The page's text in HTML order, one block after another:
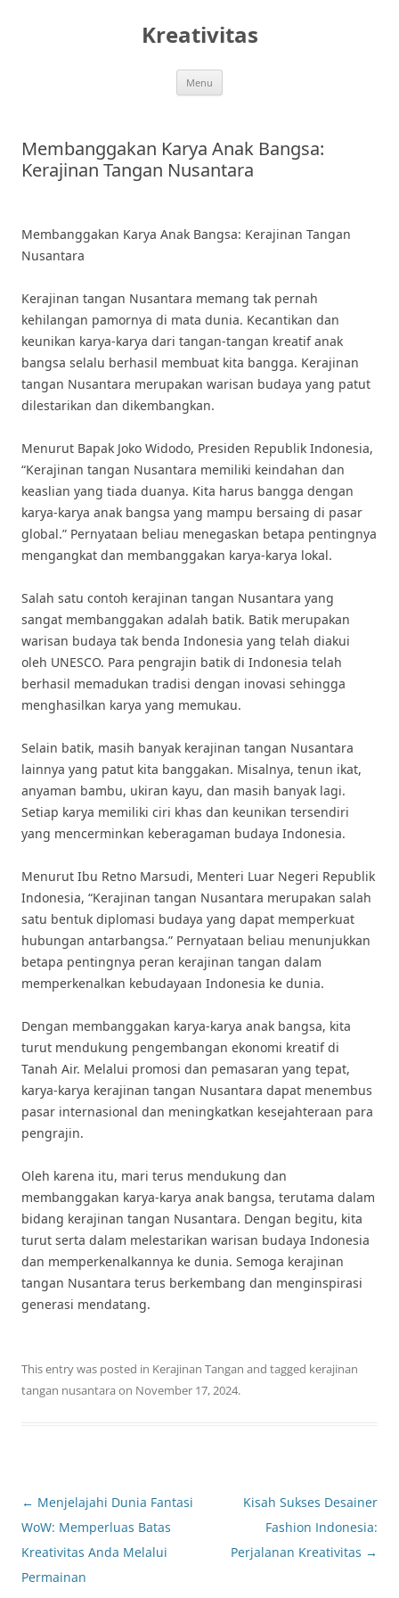
Kreativitas
Menu
Membanggakan Karya Anak Bangsa:
Kerajinan Tangan Nusantara
Membanggakan Karya Anak Bangsa: Kerajinan Tangan
Nusantara
Kerajinan tangan Nusantara memang tak pernah
kehilangan pamornya di mata dunia. Kecantikan dan
keunikan karya-karya dari tangan-tangan kreatif anak
bangsa selalu berhasil membuat kita bangga. Kerajinan
tangan Nusantara merupakan warisan budaya yang patut
dilestarikan dan dikembangkan.
Menurut Bapak Joko Widodo, Presiden Republik Indonesia,
“Kerajinan tangan Nusantara memiliki keindahan dan
keaslian yang tiada duanya. Kita harus bangga dengan
karya-karya anak bangsa yang mampu bersaing di pasar
global.” Pernyataan beliau menegaskan betapa pentingnya
mengangkat dan membanggakan karya-karya lokal.
Salah satu contoh kerajinan tangan Nusantara yang
sangat membanggakan adalah batik. Batik merupakan
warisan budaya tak benda Indonesia yang telah diakui
oleh UNESCO. Para pengrajin batik di Indonesia telah
berhasil memadukan tradisi dengan inovasi sehingga
menghasilkan karya yang memukau.
Selain batik, masih banyak kerajinan tangan Nusantara
lainnya yang patut kita banggakan. Misalnya, tenun ikat,
anyaman bambu, ukiran kayu, dan masih banyak lagi.
Setiap karya memiliki ciri khas dan keunikan tersendiri
yang mencerminkan keberagaman budaya Indonesia.
Menurut Ibu Retno Marsudi, Menteri Luar Negeri Republik
Indonesia, “Kerajinan tangan Nusantara merupakan salah
satu bentuk diplomasi budaya yang dapat memperkuat
hubungan antarbangsa.” Pernyataan beliau menunjukkan
betapa pentingnya peran kerajinan tangan dalam
memperkenalkan kebudayaan Indonesia ke dunia.
Dengan membanggakan karya-karya anak bangsa, kita
turut mendukung pengembangan ekonomi kreatif di
Tanah Air. Melalui promosi dan pemasaran yang tepat,
karya-karya kerajinan tangan Nusantara dapat menembus
pasar internasional dan meningkatkan kesejahteraan para
pengrajin.
Oleh karena itu, mari terus mendukung dan
membanggakan karya-karya anak bangsa, terutama dalam
bidang kerajinan tangan Nusantara. Dengan begitu, kita
turut serta dalam melestarikan warisan budaya Indonesia
dan memperkenalkannya ke dunia. Semoga kerajinan
tangan Nusantara terus berkembang dan menginspirasi
generasi mendatang.
This entry was posted in Kerajinan Tangan and tagged kerajinan
tangan nusantara on November 17, 2024.
Post
navigation
← Menjelajahi Dunia Fantasi
WoW: Memperluas Batas
Kreativitas Anda Melalui
Permainan
Kisah Sukses Desainer
Fashion Indonesia:
Perjalanan Kreativitas →